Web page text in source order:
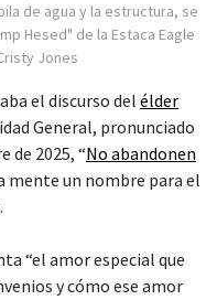
de agua y la estructura, se
Hesed" de la Estaca Eagle
Jones
el discurso del élder
General, pronunciado
de 2025, “No abandonen
mente un nombre para el
“el amor especial que
y cómo ese amor